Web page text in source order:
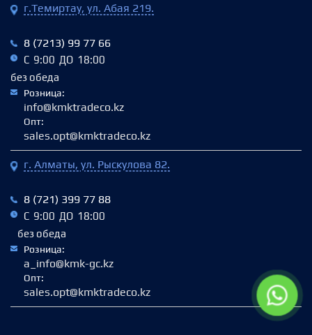
г.Темиртау, ул. Абая 219.
8 (7213) 99 77 66
С 9:00 ДО 18:00
без обеда
Розница:
info@kmktradeco.kz
Опт:
sales.opt@kmktradeco.kz
г. Алматы, ул. Рыскулова 82.
8 (721) 399 77 88
С 9:00 ДО 18:00
без обеда
Розница:
a_info@kmk-gc.kz
Опт:
sales.opt@kmktradeco.kz